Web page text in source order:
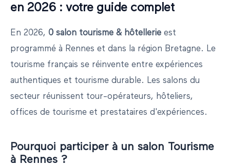
en 2026: votre guide complet
En 2026, 0 salon tourisme & hôtellerie est
programmé à Rennes et dans la région Bretagne. Le
tourisme français se réinvente entre expériences
authentiques et tourisme durable. Les salons du
secteur réunissent tour-opérateurs, hôteliers,
offices de tourisme et prestataires d'expériences.
Pourquoi participer à un salon Tourisme
à Rennes ?